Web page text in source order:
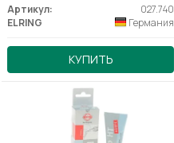
Артикул:
027.740
ELRING
Германия
КУПИТЬ